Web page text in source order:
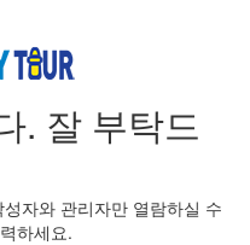
. 잘 부탁드
성자와 관리자만 열람하실 수
하세요.